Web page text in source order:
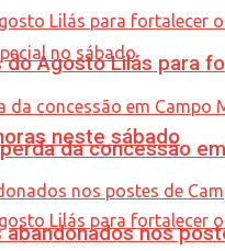
neste sábado
Agosto Lilás para
da concessão
nos